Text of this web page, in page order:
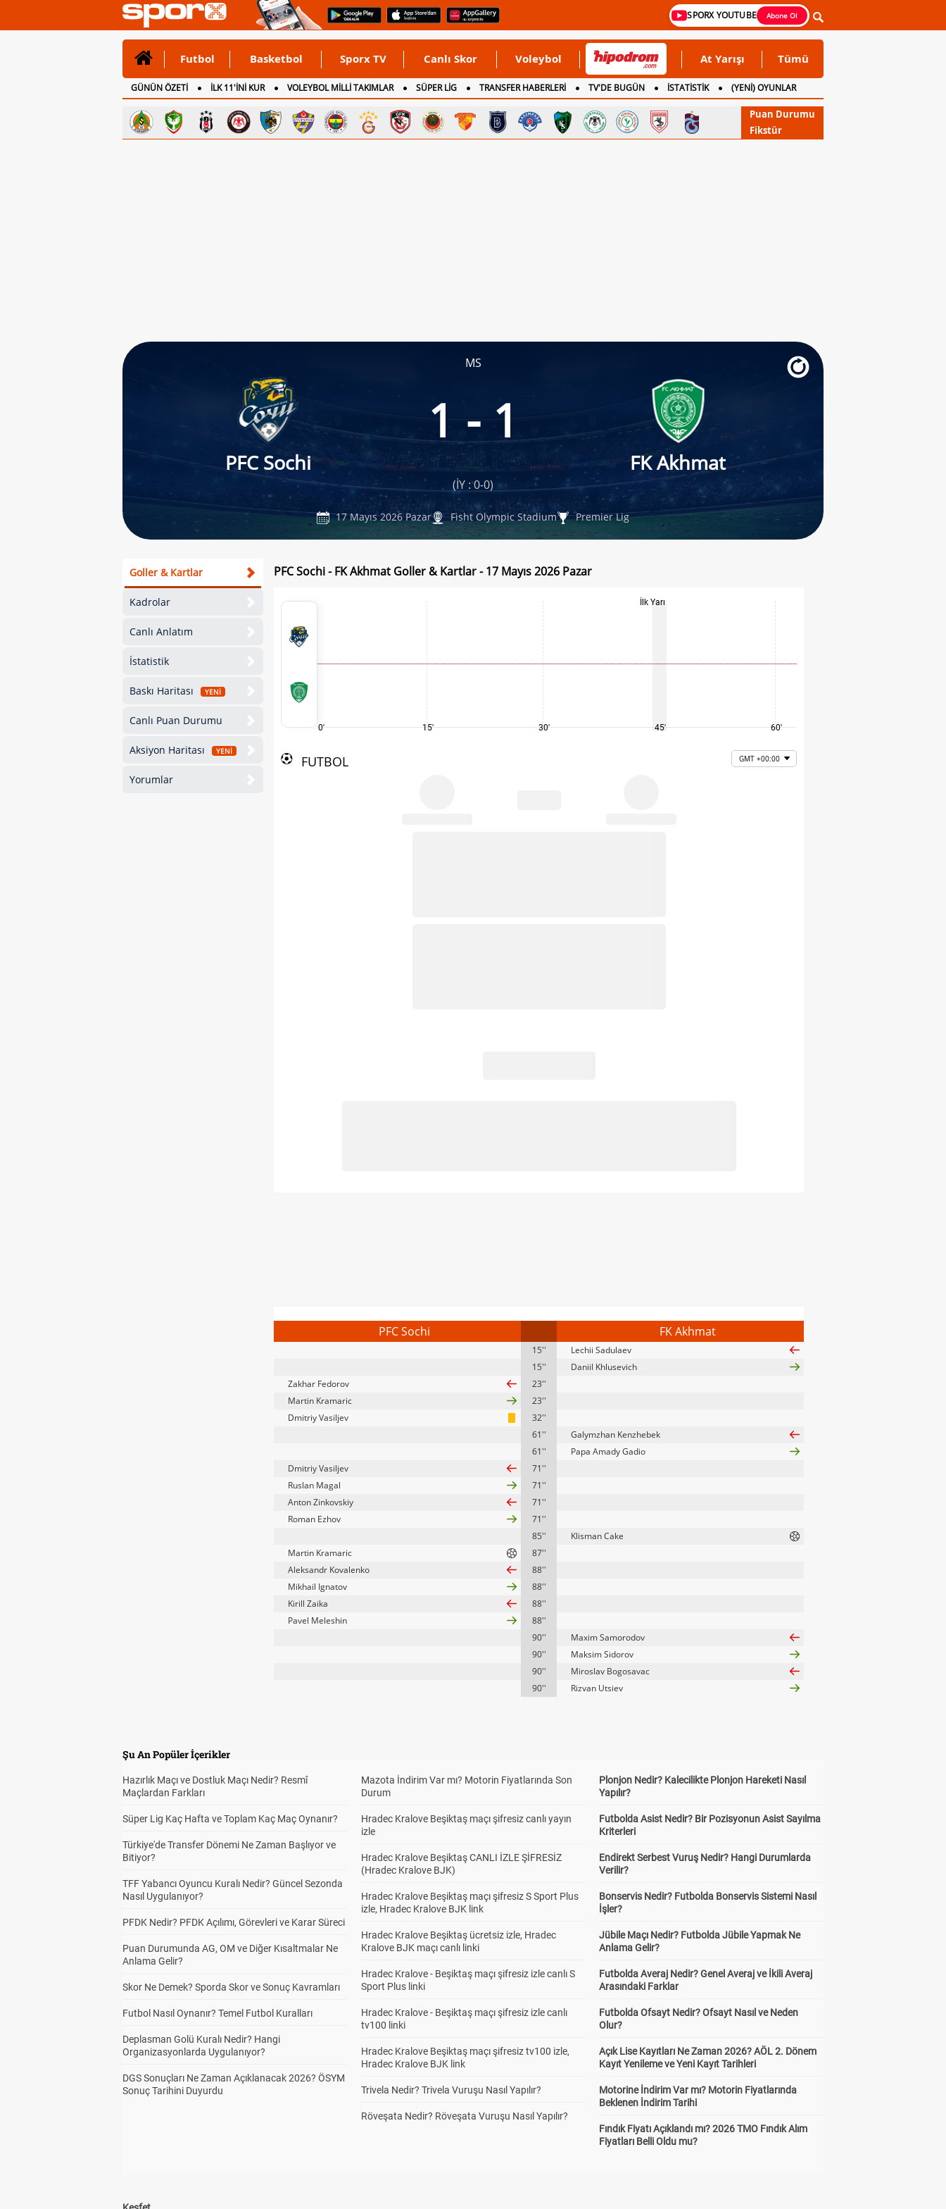
SPORX YOUTUBE Abone Ol
Futbol Basketbol Sporx TV Canlı Skor Voleybol At Yarışı Tümü
GÜNÜN ÖZETİ İLK 11'İNİ KUR VOLEYBOL MİLLİ TAKIMLAR SÜPER LİG TRANSFER HABERLERİ TV'DE BUGÜN İSTATİSTİK
(YENİ) OYUNLAR
CANLI ANLATIM
İNGİLTERE
Puan Durumu
Fikstür
MS
PFC Sochi
1 - 1
FK Akhmat
(İY : 0-0)
17 Mayıs 2026 Pazar Fisht Olympic Stadium Premier Lig
Goller & Kartlar
Kadrolar
Canlı Anlatım
İstatistik
Baskı Haritası YENİ
Canlı Puan Durumu
Aksiyon Haritası YENİ
Yorumlar
PFC Sochi - FK Akhmat Goller & Kartlar - 17 Mayıs 2026 Pazar
0' 15' 30'
İlk Yarı
45' 60'
FUTBOL GMT +00:00
PFC Sochi FK Akhmat
15''
Lechii Sadulaev
15''
Daniil Khlusevich
Zakhar Fedorov
23''
Martin Kramaric
23''
Dmitriy Vasiljev
32''
61''
Galymzhan Kenzhebek
61''
Papa Amady Gadio
Dmitriy Vasiljev
71''
Ruslan Magal
71''
Anton Zinkovskiy
71''
Roman Ezhov
71''
85''
Klisman Cake
Martin Kramaric
87''
Aleksandr Kovalenko
88''
Mikhail Ignatov
88''
Kirill Zaika
88''
Pavel Meleshin
88''
90''
Maxim Samorodov
90''
Maksim Sidorov
90''
Miroslav Bogosavac
90''
Rizvan Utsiev
Şu An Popüler İçerikler
Hazırlık Maçı ve Dostluk Maçı Nedir? Resmî
Maçlardan Farkları
Süper Lig Kaç Hafta ve Toplam Kaç Maç Oynanır?
Türkiye'de Transfer Dönemi Ne Zaman Başlıyor ve
Bitiyor?
TFF Yabancı Oyuncu Kuralı Nedir? Güncel Sezonda
Nasıl Uygulanıyor?
PFDK Nedir? PFDK Açılımı, Görevleri ve Karar Süreci
Puan Durumunda AG, OM ve Diğer Kısaltmalar Ne
Anlama Gelir?
Skor Ne Demek? Sporda Skor ve Sonuç Kavramları
Futbol Nasıl Oynanır? Temel Futbol Kuralları
Deplasman Golü Kuralı Nedir? Hangi
Organizasyonlarda Uygulanıyor?
DGS Sonuçları Ne Zaman Açıklanacak 2026? ÖSYM
Sonuç Tarihini Duyurdu
Mazota İndirim Var mı? Motorin Fiyatlarında Son
Durum
Hradec Kralove Beşiktaş maçı şifresiz canlı yayın
izle
Hradec Kralove Beşiktaş CANLI İZLE ŞİFRESİZ
(Hradec Kralove BJK)
Hradec Kralove Beşiktaş maçı şifresiz S Sport Plus
izle, Hradec Kralove BJK link
Hradec Kralove Beşiktaş ücretsiz izle, Hradec
Kralove BJK maçı canlı linki
Hradec Kralove - Beşiktaş maçı şifresiz izle canlı S
Sport Plus linki
Hradec Kralove - Beşiktaş maçı şifresiz izle canlı
tv100 linki
Hradec Kralove Beşiktaş maçı şifresiz tv100 izle,
Hradec Kralove BJK link
Trivela Nedir? Trivela Vuruşu Nasıl Yapılır?
Röveşata Nedir? Röveşata Vuruşu Nasıl Yapılır?
Plonjon Nedir? Kalecilikte Plonjon Hareketi Nasıl
Yapılır?
Futbolda Asist Nedir? Bir Pozisyonun Asist Sayılma
Kriterleri
Endirekt Serbest Vuruş Nedir? Hangi Durumlarda
Verilir?
Bonservis Nedir? Futbolda Bonservis Sistemi Nasıl
İşler?
Jübile Maçı Nedir? Futbolda Jübile Yapmak Ne
Anlama Gelir?
Futbolda Averaj Nedir? Genel Averaj ve İkili Averaj
Arasındaki Farklar
Futbolda Ofsayt Nedir? Ofsayt Nasıl ve Neden
Olur?
Açık Lise Kayıtları Ne Zaman 2026? AÖL 2. Dönem
Kayıt Yenileme ve Yeni Kayıt Tarihleri
Motorine İndirim Var mı? Motorin Fiyatlarında
Beklenen İndirim Tarihi
Fındık Fiyatı Açıklandı mı? 2026 TMO Fındık Alım
Fiyatları Belli Oldu mu?